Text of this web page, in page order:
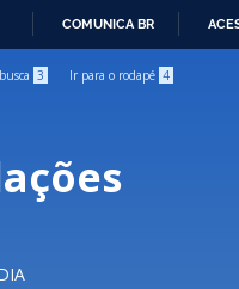
COMUNICA BR
3 Ir para o rodapé 4